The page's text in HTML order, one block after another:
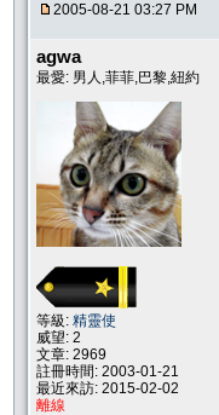
2005-08-21 03:27 PM
agwa
最愛: 男人,菲菲,巴黎,紐約
等級: 精靈使
威望: 2
文章: 2969
註冊時間: 2003-01-21
最近來訪: 2015-02-02
離線